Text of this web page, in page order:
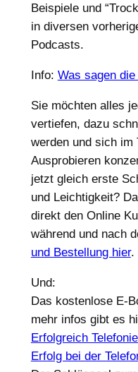
Beispiele und
in diversen
Podcasts.
Info: Was sagen
Sie möchten alles
vertiefen, dazu
werden und sich im
Ausprobieren
jetzt gleich erste
und Leichtigkeit?
direkt den Online
während und nach
und Bestellung hier.
Und:
Das kostenlose E-
mehr infos gibt es
Erfolgreich
Erfolg bei der